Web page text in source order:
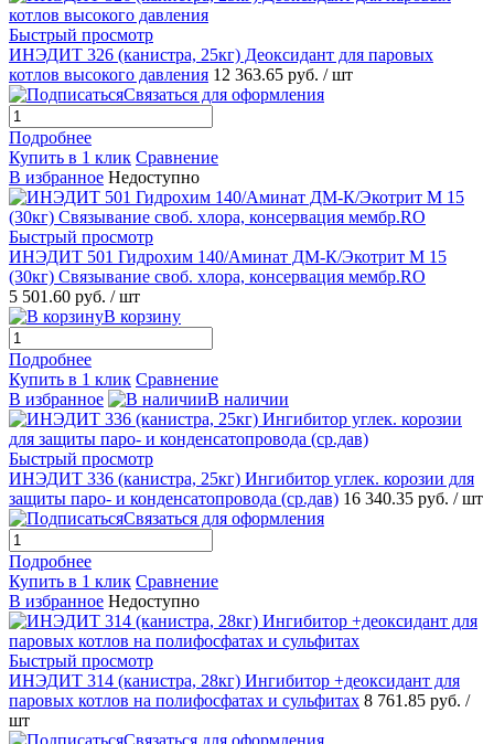
Быстрый просмотр
ИНЭДИТ 326 (канистра, 25кг) Деоксидант для паровых
котлов высокого давления 12 363.65 руб. / шт
Связаться для оформления
Подробнее
Купить в 1 клик Сравнение
В избранное Недоступно
Быстрый просмотр
ИНЭДИТ 501 Гидрохим 140/Аминат ДМ-К/Экотрит М 15
(30кг) Связывание своб. хлора, консервация мембр.RO
5 501.60 руб. / шт
В корзину
Подробнее
Купить в 1 клик Сравнение
В избранное
В наличии
Быстрый просмотр
ИНЭДИТ 336 (канистра, 25кг) Ингибитор углек. корозии для
защиты паро- и конденсатопровода (ср.дав) 16 340.35 руб. / шт
Связаться для оформления
Подробнее
Купить в 1 клик Сравнение
В избранное Недоступно
Быстрый просмотр
ИНЭДИТ 314 (канистра, 28кг) Ингибитор +деоксидант для
паровых котлов на полифосфатах и сульфитах 8 761.85 руб. /
шт